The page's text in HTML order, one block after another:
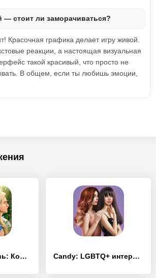
— стоит ли заморачиваться?
Красочная графика делает игру живой.
реакции, а настоящая визуальная
такой красивый, что просто не
В общем, если ты любишь эмоции,
Игры про любовь: Королевский роман Candy: LGBTQ+ интерактивные любовные истории